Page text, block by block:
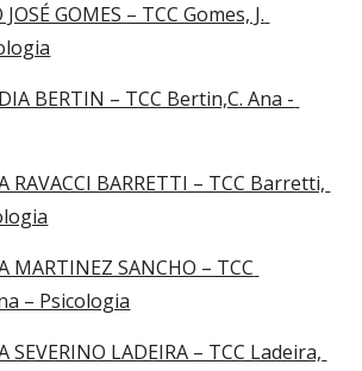
GOMES – TCC Gomes, J.
BERTIN – TCC Bertin,C. Ana -
RAVACCI BARRETTI – TCC Barretti,
MARTINEZ SANCHO – TCC
– Psicologia
SEVERINO LADEIRA – TCC Ladeira,